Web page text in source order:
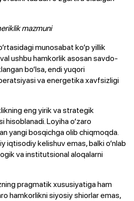
mazmuni
munosabat ko‘p yillik
ushbu hamkorlik asosan savdo-
bo‘lsa, endi yuqori
va energetika xavfsizligi
eng yirik va strategik
hisoblanadi. Loyiha o‘zaro
yangi bosqichga olib chiqmoqda.
iqtisodiy kelishuv emas, balki o‘nlab
va institutsional aloqalarni
pragmatik xususiyatiga ham
hamkorlikni siyosiy shiorlar emas,